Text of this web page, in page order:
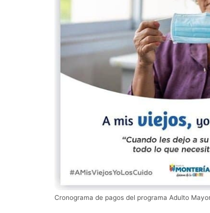
Cronograma de pagos del programa Adulto